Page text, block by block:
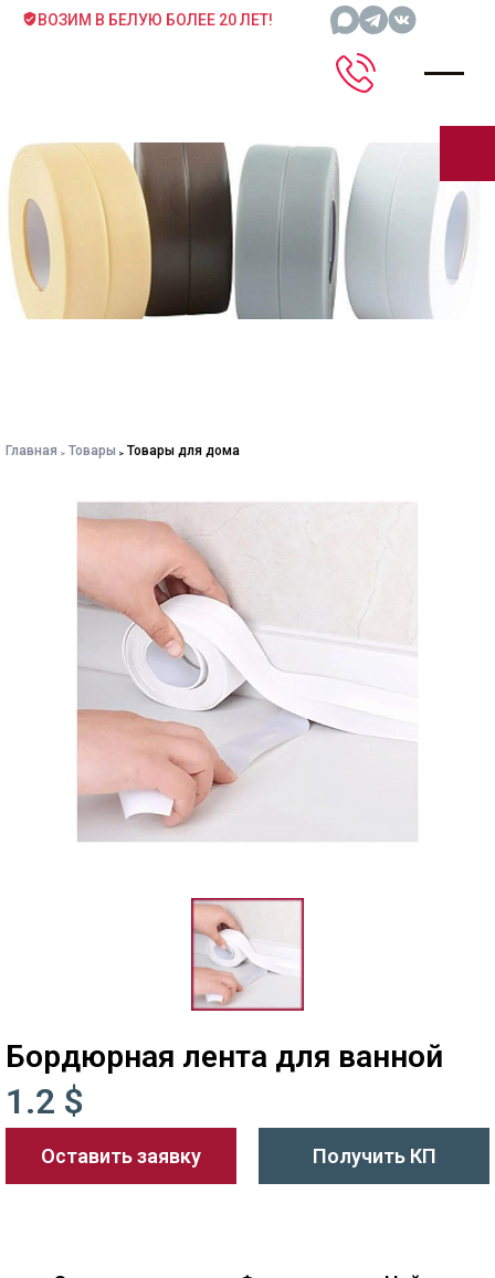
ВОЗИМ В БЕЛУЮ БОЛЕЕ 20 ЛЕТ!
Главная Товары Товары для дома
Бордюрная лента для ванной
1.2 $
Оставить заявку Получить КП